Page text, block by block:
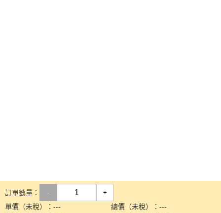
訂單數量： - +
單價（未稅）： --- 總價（未稅）： ---